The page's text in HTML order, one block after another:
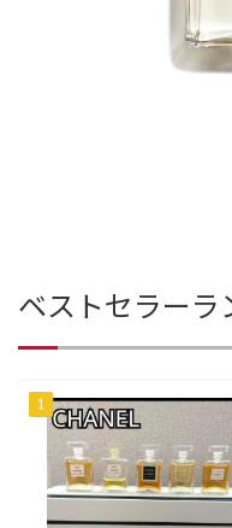
ベストセラーラ